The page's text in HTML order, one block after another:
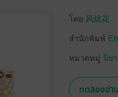
โดย 风熄花
สำนักพิมพ์
หมวดหมู่ นิย
ทดลองอ่าน